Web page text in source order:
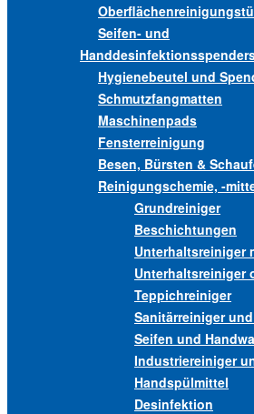
Seifen- und
Hygienebeutel und
Schmutzfangmatten
Maschinenpads
Fensterreinigung
Besen, Bürsten &
Reinigungschemie, -
Grundreiniger
Beschichtungen
Unterhaltsreiniger
Unterhaltsreiniger
Teppichreiniger
Sanitärreiniger
Seifen und
Industriereiniger
Handspülmittel
Desinfektion